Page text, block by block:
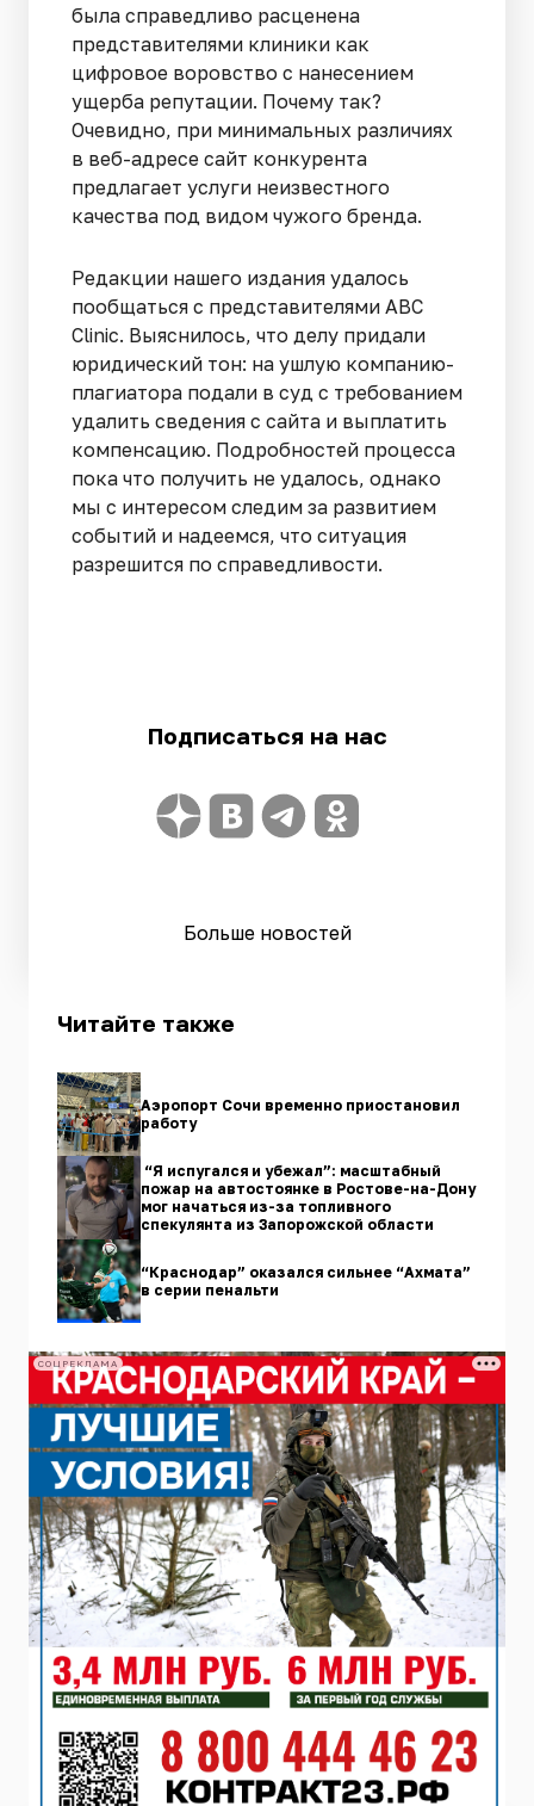
была справедливо расценена
представителями клиники как
цифровое воровство с нанесением
ущерба репутации. Почему так?
Очевидно, при минимальных различиях
в веб-адресе сайт конкурента
предлагает услуги неизвестного
качества под видом чужого бренда.
Редакции нашего издания удалось
пообщаться с представителями ABC
Clinic. Выяснилось, что делу придали
юридический тон: на ушлую компанию-
плагиатора подали в суд с требованием
удалить сведения с сайта и выплатить
компенсацию. Подробностей процесса
пока что получить не удалось, однако
мы с интересом следим за развитием
событий и надеемся, что ситуация
разрешится по справедливости.
Подписаться на нас
Больше новостей
Читайте также
Аэропорт Сочи временно приостановил
работу
“Я испугался и убежал”: масштабный
пожар на автостоянке в Ростове-на-Дону
мог начаться из-за топливного
спекулянта из Запорожской области
“Краснодар” оказался сильнее “Ахмата”
в серии пенальти
СОЦРЕКЛАМА